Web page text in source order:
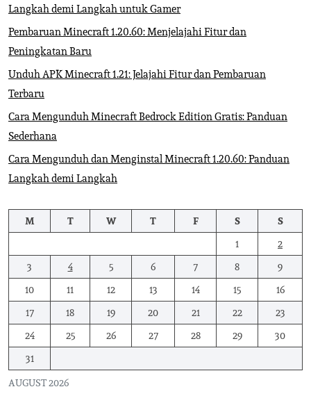
Langkah demi Langkah untuk Gamer
Pembaruan Minecraft 1.20.60: Menjelajahi Fitur dan
Peningkatan Baru
Unduh APK Minecraft 1.21: Jelajahi Fitur dan Pembaruan
Terbaru
Cara Mengunduh Minecraft Bedrock Edition Gratis: Panduan
Sederhana
Cara Mengunduh dan Menginstal Minecraft 1.20.60: Panduan
Langkah demi Langkah
AUGUST 2026
M T W T F S
S
1
2
3
4 5 6 7 8
9
10
11 12 13 14 15
16
17
18 19 20 21 22
23
24
25 26 27 28 29
30
31